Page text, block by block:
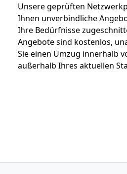
Unsere geprüften
Ihnen unverbindliche
Ihre Bedürfnisse
Angebote sind kostenlos,
Sie einen Umzug innerhalb
außerhalb Ihres aktuellen